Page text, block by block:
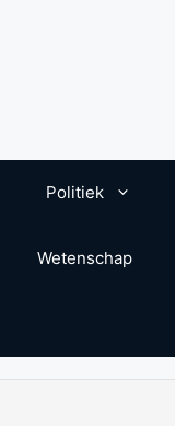
Politiek
Wetenschap